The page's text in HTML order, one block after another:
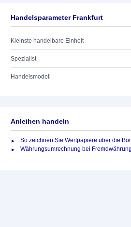
Handelsparameter Frankfurt
Kleinste handelbare Einheit
Spezialist
Handelsmodell
Anleihen handeln
So zeichnen Sie Wertpapiere über die
Währungsumrechnung bei